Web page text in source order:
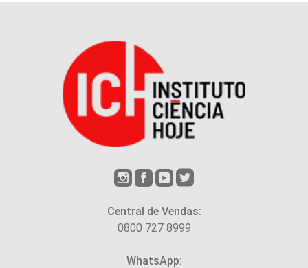
Central de Vendas:
0800 727 8999
WhatsApp: